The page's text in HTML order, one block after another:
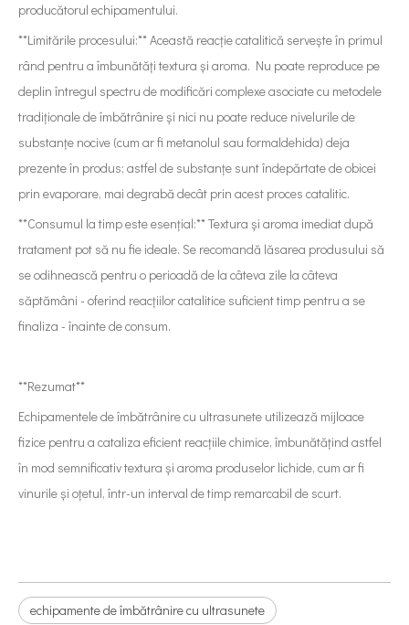
producătorul echipamentului.
**Limitările procesului:** Această reacție catalitică servește în primul
rând pentru a îmbunătăți textura și aroma. Nu poate reproduce pe
deplin întregul spectru de modificări complexe asociate cu metodele
tradiționale de îmbătrânire și nici nu poate reduce nivelurile de
substanțe nocive (cum ar fi metanolul sau formaldehida) deja
prezente în produs; astfel de substanțe sunt îndepărtate de obicei
prin evaporare, mai degrabă decât prin acest proces catalitic.
**Consumul la timp este esențial:** Textura și aroma imediat după
tratament pot să nu fie ideale. Se recomandă lăsarea produsului să
se odihnească pentru o perioadă de la câteva zile la câteva
săptămâni - oferind reacțiilor catalitice suficient timp pentru a se
finaliza - înainte de consum.
**Rezumat**
Echipamentele de îmbătrânire cu ultrasunete utilizează mijloace
fizice pentru a cataliza eficient reacțiile chimice, îmbunătățind astfel
în mod semnificativ textura și aroma produselor lichide, cum ar fi
vinurile și oțetul, într-un interval de timp remarcabil de scurt.
echipamente de îmbătrânire cu ultrasunete